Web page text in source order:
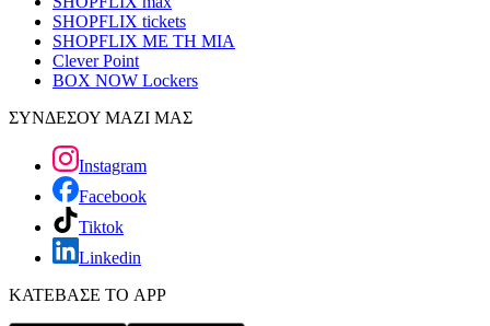
SHOPFLIX tickets
SHOPFLIX ΜΕ ΤΗ ΜΙΑ
Clever Point
BOX NOW Lockers
ΣΥΝΔΕΣΟΥ ΜΑΖΙ ΜΑΣ
Instagram
Facebook
Tiktok
Linkedin
ΚΑΤΕΒΑΣΕ ΤΟ APP